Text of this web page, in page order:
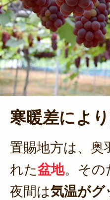
寒暖差によ
置賜地方は、奥
れた盆地。その
夜間は気温がグ